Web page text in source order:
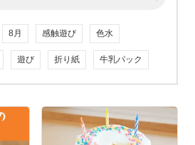
8月 感触遊び 色水
遊び 折り紙 牛乳パック